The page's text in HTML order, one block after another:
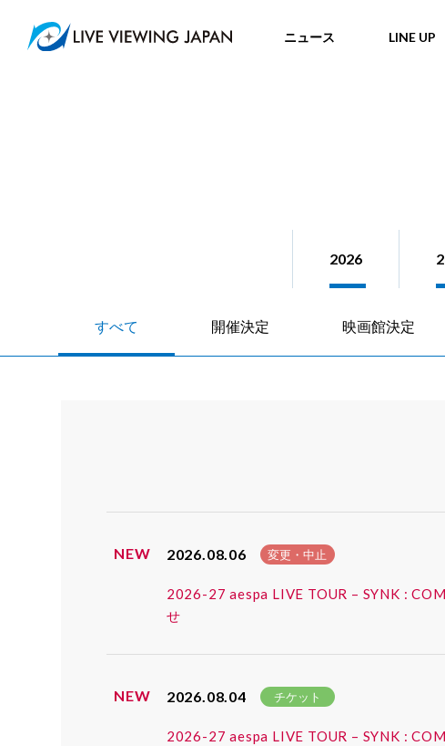
ニュース LINE UP
2026
すべて 開催決定 映画館決定
NEW 2026.08.06 変更・中止
2026-27 aespa LIVE TOUR – SYNK :
せ
NEW 2026.08.04 チケット
2026-27 aespa LIVE TOUR – SYNK :